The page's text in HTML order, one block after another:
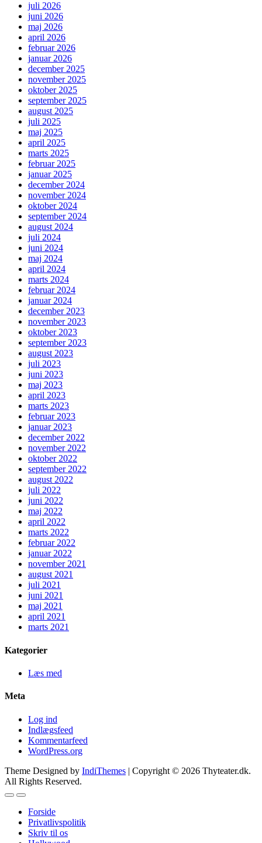
juli 2026
juni 2026
maj 2026
april 2026
februar 2026
januar 2026
december 2025
november 2025
oktober 2025
september 2025
august 2025
juli 2025
maj 2025
april 2025
marts 2025
februar 2025
januar 2025
december 2024
november 2024
oktober 2024
september 2024
august 2024
juli 2024
juni 2024
maj 2024
april 2024
marts 2024
februar 2024
januar 2024
december 2023
november 2023
oktober 2023
september 2023
august 2023
juli 2023
juni 2023
maj 2023
april 2023
marts 2023
februar 2023
januar 2023
december 2022
november 2022
oktober 2022
september 2022
august 2022
juli 2022
juni 2022
maj 2022
april 2022
marts 2022
februar 2022
januar 2022
november 2021
august 2021
juli 2021
juni 2021
maj 2021
april 2021
marts 2021
Kategorier
Læs med
Meta
Log ind
Indlægsfeed
Kommentarfeed
WordPress.org
Theme Designed by IndiThemes | Copyright © 2026 Thyteater.dk.
All Rights Reserved.
Forside
Privatlivspolitik
Skriv til os